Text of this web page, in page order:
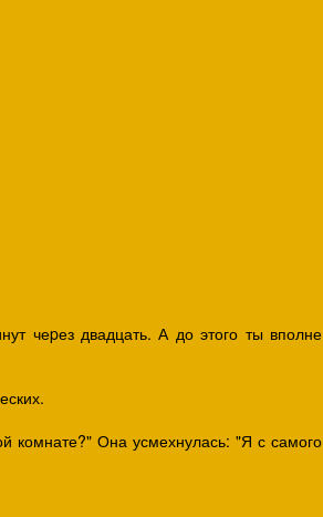
чеpез двадцать. А до этого ты вполне
комнате?" Она усмехнулась: "Я с самого